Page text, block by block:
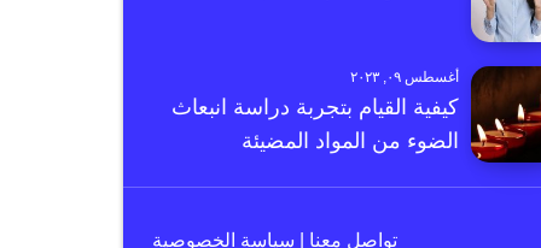
أغسطس ٠٩, ٢٠٢٣
كيفية القيام بتجربة دراسة انبعاث
الضوء من المواد المضيئة
تواصل معنا سياسة الخصوصية